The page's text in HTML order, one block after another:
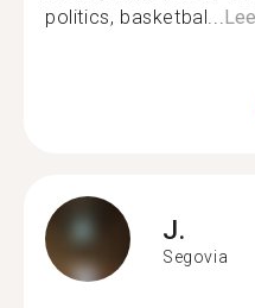
politics, basketbal...
J.
Segovia